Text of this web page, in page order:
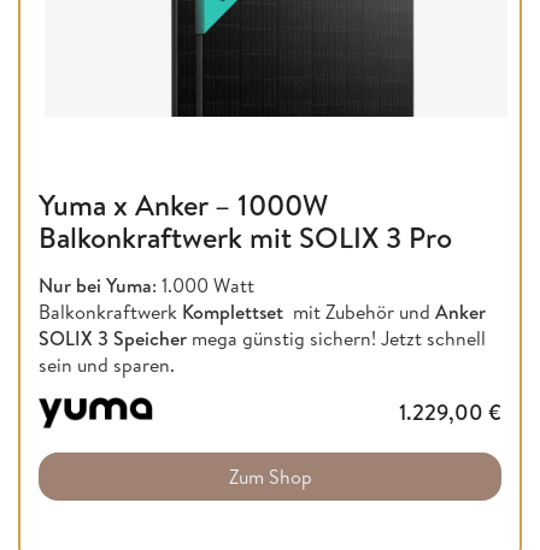
Yuma x Anker – 1000W
Balkonkraftwerk mit SOLIX 3 Pro
Nur bei Yuma: 1.000 Watt
Balkonkraftwerk Komplettset mit Zubehör und Anker
SOLIX 3 Speicher mega günstig sichern! Jetzt schnell
sein und sparen.
1.229,00 €
Zum Shop